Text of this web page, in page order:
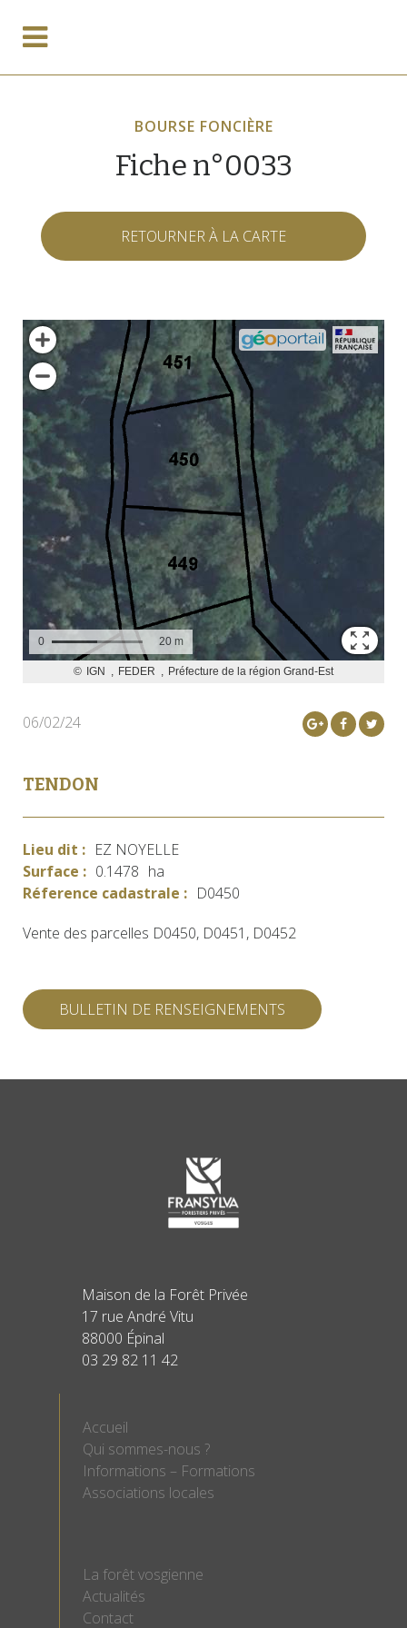
BOURSE FONCIÈRE
Fiche n°0033
RETOURNER À LA CARTE
06/02/24
TENDON
Lieu dit : EZ NOYELLE
Surface : 0.1478 ha
Réference cadastrale : D0450
Vente des parcelles D0450, D0451, D0452
BULLETIN DE RENSEIGNEMENTS
Maison de la Forêt Privée
17 rue André Vitu
88000 Épinal
03 29 82 11 42
Accueil
Qui sommes-nous ?
Informations – Formations
Associations locales
La forêt vosgienne
Actualités
Contact